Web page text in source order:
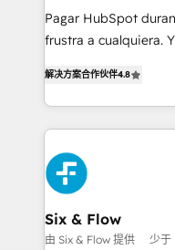
makes us different? 🚀 Top 0.5% of global HubSpot
agencies ⚙️ The strongest technical ability and
partners who will
business, processes and systems
complex use cases 🏆 CRM Implementation,
Platform
Certified
Pagar HubSpot
frustra a cualquiera.
implementó. Trabajamos con un catálogo de +80
casos de uso: cada
concreto de tu
toma de 1 a 3
en paralelo cuando
confirmamos
Empiezas a ver
mes. 🏆 HubSpot Partner of the Year 2022, máximo
解决方案合作伙伴4.8
Six & Flow
由 Six & Flow 提供 少于